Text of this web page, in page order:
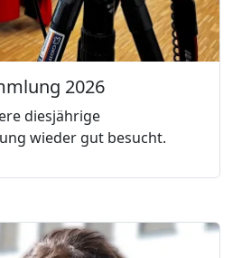
2026
diesjährige
wieder gut besucht.